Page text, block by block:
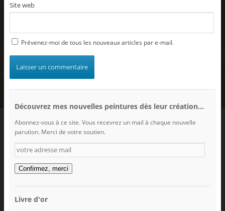
Site web
Prévenez-moi de tous les nouveaux articles par e-mail.
Découvrez mes nouvelles peintures dès leur création...
Abonnez-vous à ce site. Vous recevrez un mail à chaque nouvelle
parution. Merci de votre soutien.
votre
adresse
mail
Confirmez, merci
Livre d'or